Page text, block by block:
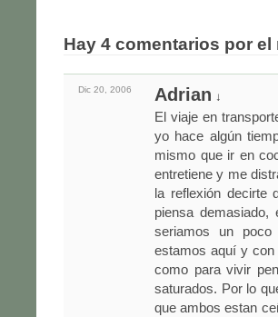
Hay 4 comentarios por el
Dic 20, 2006 Adrian ↓
El viaje en
yo hace algún
mismo que ir en
entretiene y me
la reflexión decirte
piensa
seriamos un
estamos aquí y con
como para vivir
saturados. Por lo
que ambos estan